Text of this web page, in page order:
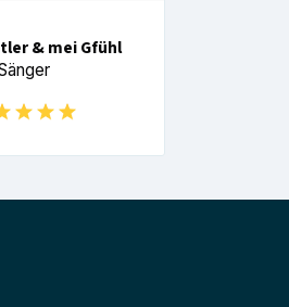
& mei Gfühl